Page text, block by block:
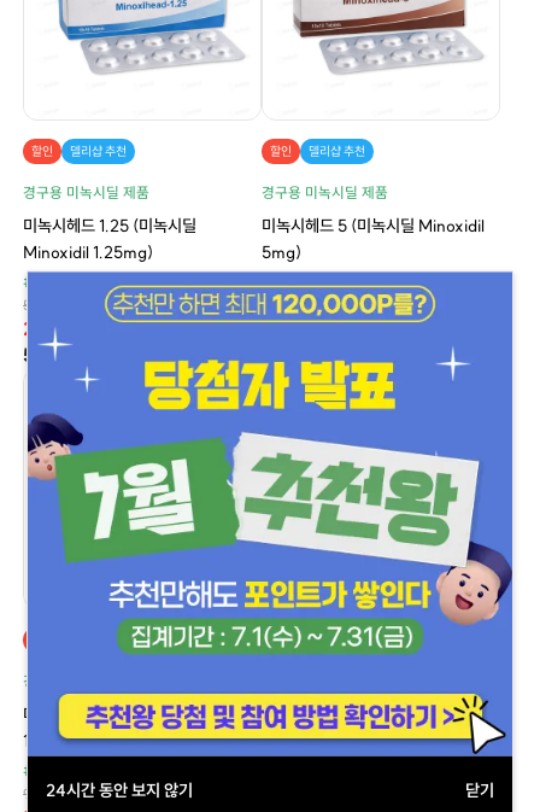
할인 델리샵 추천
경구용 미녹시딜 제품
미녹시헤드 1.25 (미녹시딜
Minoxidil 1.25mg)
#탈모/헤어관리
55,000원 ~ 220,000원
27%
55,000원 ~ 160,000원
할인 델리샵 추천
경구용 미녹시딜 제품
미녹시헤드 5 (미녹시딜 Minoxidil
5mg)
#탈모/헤어관리
85,000원 ~ 170,000원
21%85,000원 ~ 135,000원
델리샵 추천
경구용 미녹시딜 제품
미녹시헤드 10 (미녹시딜 Minoxidil
10mg)
#탈모/헤어관리
90,000원 ~ 180,000원
할인 델리샵 추천
미녹시헤드 D (미녹시딜 Minoxidil
5mg + 두타스테리드 Dutasteride
24시간 동안 보지 않기 닫기